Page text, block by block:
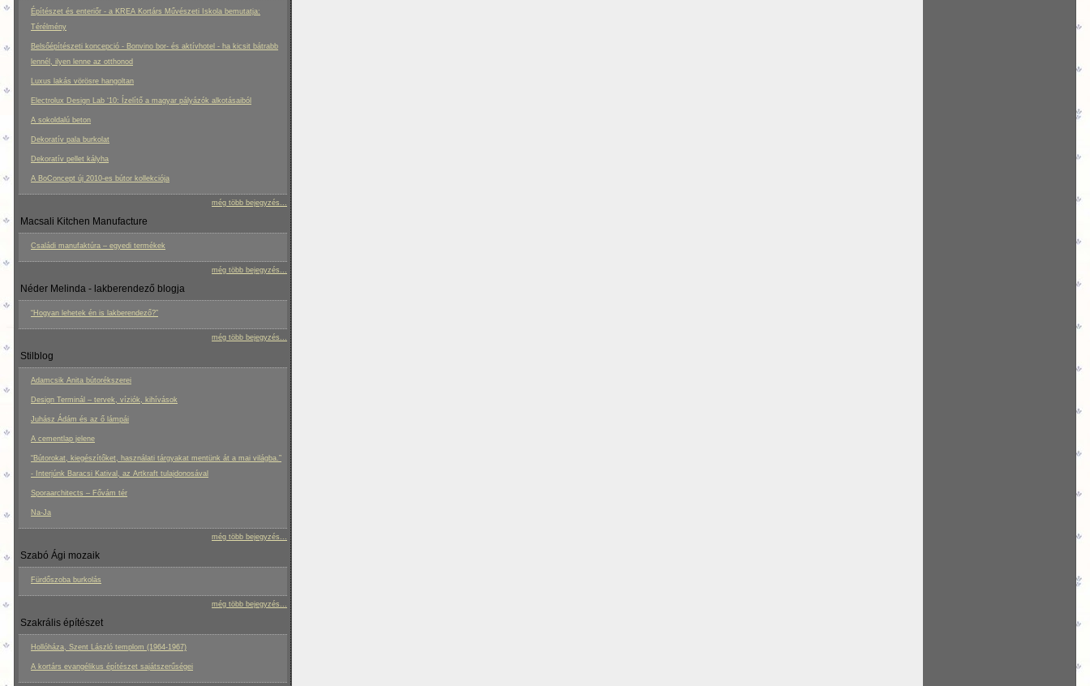
Építészet és enteriőr - a KREA Kortárs Művészeti Iskola bemutatja:
Térélmény
Belsőépítészeti koncepció - Bonvino bor- és aktívhotel - ha kicsit bátrabb
lennél, ilyen lenne az otthonod
Luxus lakás vörösre hangoltan
Electrolux Design Lab ‘10: Ízelítő a magyar pályázók alkotásaiból
A sokoldalú beton
Dekoratív pala burkolat
Dekoratív pellet kályha
A BoConcept új 2010-es bútor kollekciója
még több bejegyzés...
Macsali Kitchen Manufacture
Családi manufaktúra – egyedi termékek
még több bejegyzés...
Néder Melinda - lakberendező blogja
“Hogyan lehetek én is lakberendező?”
még több bejegyzés...
Stilblog
Adamcsik Anita bútorékszerei
Design Terminál – tervek, víziók, kihívások
Juhász Ádám és az ő lámpái
A cementlap jelene
“Bútorokat, kiegészítőket, használati tárgyakat mentünk át a mai világba.”
- Interjúnk Baracsi Katival, az Artkraft tulajdonosával
Sporaarchitects – Fővám tér
Na-Ja
még több bejegyzés...
Szabó Ági mozaik
Fürdőszoba burkolás
még több bejegyzés...
Szakrális építészet
Hollóháza, Szent László templom (1964-1967)
A kortárs evangélikus építészet sajátszerűségei